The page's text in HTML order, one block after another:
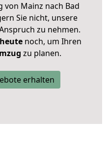
von Mainz nach Bad
Sie nicht, unsere
zu nehmen.
noch, um Ihren
zu planen.
erhalten